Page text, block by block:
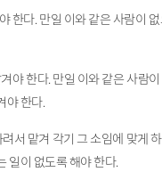
한다. 만일 이와 같은 사람이
야 한다. 만일 이와 같은 사람
야 한다.
서 맡겨 각기 그 소임에 맞게
일이 없도록 해야 한다.